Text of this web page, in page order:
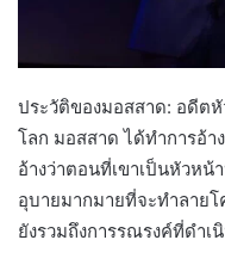
ประวัติของมอสสาด: อดีต
โลก มอสสาด ได้ทำการอ้า
อ้างว่าตอนที่เขาเป็นหัวหน้
อุบายมากมายที่จะทำลาย
ยังรวมถึงการรณรงค์ที่ดำเ